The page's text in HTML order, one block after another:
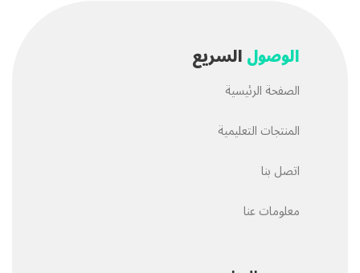
الوصولالسريع
الصفحة الرئيسية
المنتجات التعليمية
اتصل بنا
معلومات عنا